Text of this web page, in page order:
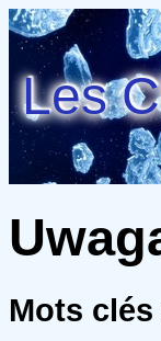
Les
Mots